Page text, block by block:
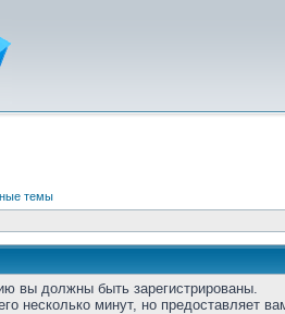
темы
вы должны быть зарегистрированы.
несколько минут, но предоставляет